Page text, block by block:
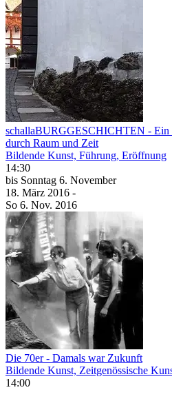
schallaBURGGESCHICHTEN - Ein
durch Raum und Zeit
Bildende Kunst, Führung, Eröffnung
14:30
bis Sonntag 6. November
18. März 2016 -
So 6. Nov. 2016
Die 70er - Damals war Zukunft
Bildende Kunst, Zeitgenössische
14:00